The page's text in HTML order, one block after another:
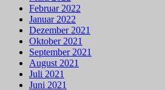
Februar 2022
Januar 2022
Dezember 2021
Oktober 2021
September 2021
August 2021
Juli 2021
Juni 2021